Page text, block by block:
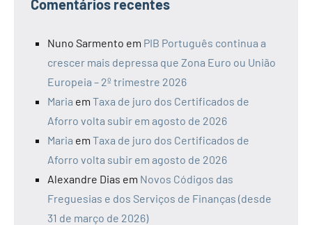
Comentários recentes
Nuno Sarmento em PIB Português continua a
crescer mais depressa que Zona Euro ou União
Europeia – 2º trimestre 2026
Maria em Taxa de juro dos Certificados de
Aforro volta subir em agosto de 2026
Maria em Taxa de juro dos Certificados de
Aforro volta subir em agosto de 2026
Alexandre Dias em Novos Códigos das
Freguesias e dos Serviços de Finanças (desde
31 de março de 2026)